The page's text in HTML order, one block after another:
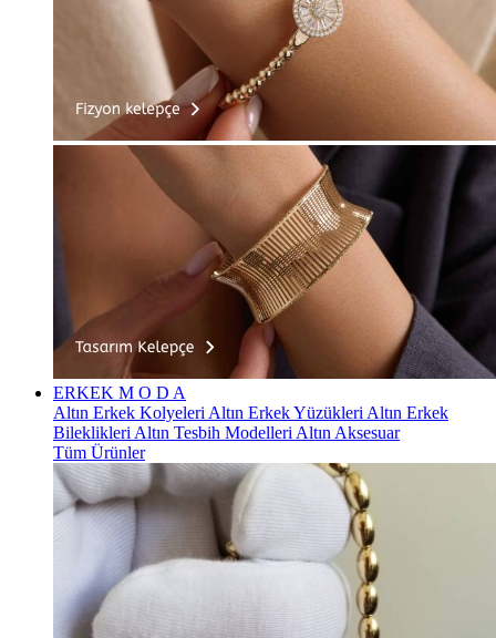
ERKEK M O D A
Altın Erkek Kolyeleri Altın Erkek Yüzükleri Altın Erkek
Bileklikleri Altın Tesbih Modelleri Altın Aksesuar
Tüm Ürünler